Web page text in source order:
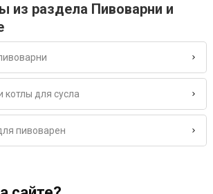
из раздела Пивоварни и
для сусла
пивоварен